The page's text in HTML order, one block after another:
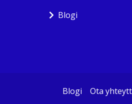
Blogi
Blogi Ota